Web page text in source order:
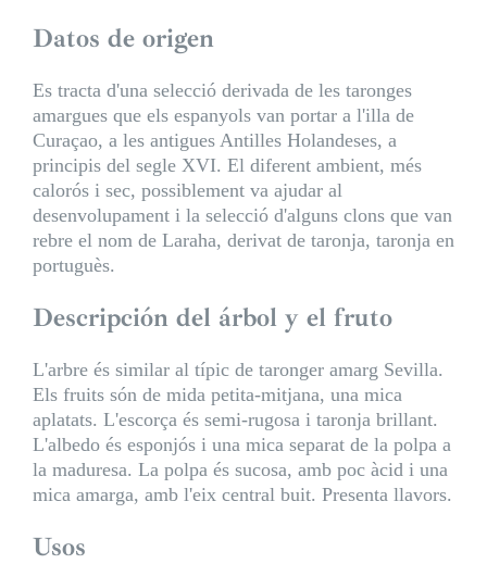
Datos de origen
Es tracta d'una selecció derivada de les taronges
amargues que els espanyols van portar a l'illa de
Curaçao, a les antigues Antilles Holandeses, a
principis del segle XVI. El diferent ambient, més
calorós i sec, possiblement va ajudar al
desenvolupament i la selecció d'alguns clons que van
rebre el nom de Laraha, derivat de taronja, taronja en
portuguès.
Descripción del árbol y el fruto
L'arbre és similar al típic de taronger amarg Sevilla.
Els fruits són de mida petita-mitjana, una mica
aplatats. L'escorça és semi-rugosa i taronja brillant.
L'albedo és esponjós i una mica separat de la polpa a
la maduresa. La polpa és sucosa, amb poc àcid i una
mica amarga, amb l'eix central buit. Presenta llavors.
Usos